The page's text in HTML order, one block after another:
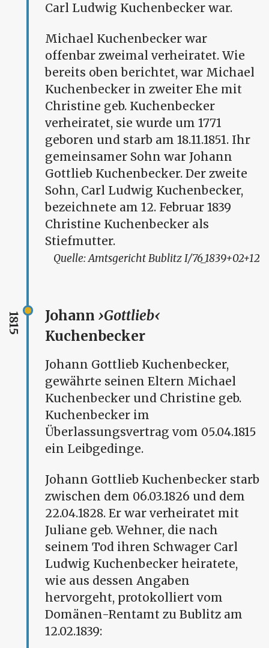
Carl Ludwig Kuchenbecker war.
Michael Kuchenbecker war
offenbar zweimal verheiratet. Wie
bereits oben berichtet, war Michael
Kuchenbecker in zweiter Ehe mit
Christine geb. Kuchenbecker
verheiratet, sie wurde um 1771
geboren und starb am 18.11.1851. Ihr
gemeinsamer Sohn war Johann
Gottlieb Kuchenbecker. Der zweite
Sohn, Carl Ludwig Kuchenbecker,
bezeichnete am 12. Februar 1839
Christine Kuchenbecker als
Stiefmutter.
Amtsgericht Bublitz I/76_1839+02+12
1815 Johann Gottlieb
Kuchenbecker
Johann Gottlieb Kuchenbecker,
gewährte seinen Eltern Michael
Kuchenbecker und Christine geb.
Kuchenbecker im
Überlassungsvertrag vom 05.04.1815
ein Leibgedinge.
Johann Gottlieb Kuchenbecker starb
zwischen dem 06.03.1826 und dem
22.04.1828. Er war verheiratet mit
Juliane geb. Wehner, die nach
seinem Tod ihren Schwager Carl
Ludwig Kuchenbecker heiratete,
wie aus dessen Angaben
hervorgeht, protokolliert vom
Domänen-Rentamt zu Bublitz am
12.02.1839: